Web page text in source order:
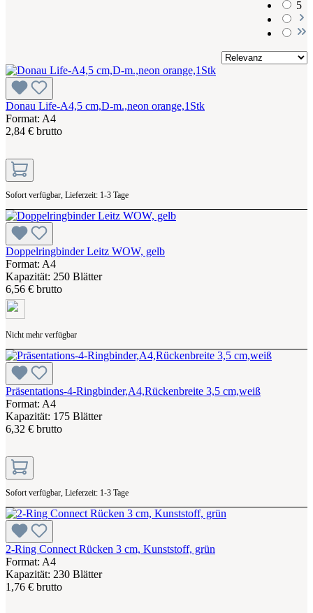
5
Donau Life-A4,5 cm,D-m.,neon orange,1Stk
Format: A4
2,84 € brutto
Sofort verfügbar, Lieferzeit: 1-3 Tage
Doppelringbinder Leitz WOW, gelb
Format: A4
Kapazität: 250 Blätter
6,56 € brutto
Nicht mehr verfügbar
Präsentations-4-Ringbinder,A4,Rückenbreite 3,5 cm,weiß
Format: A4
Kapazität: 175 Blätter
6,32 € brutto
Sofort verfügbar, Lieferzeit: 1-3 Tage
2-Ring Connect Rücken 3 cm, Kunststoff, grün
Format: A4
Kapazität: 230 Blätter
1,76 € brutto